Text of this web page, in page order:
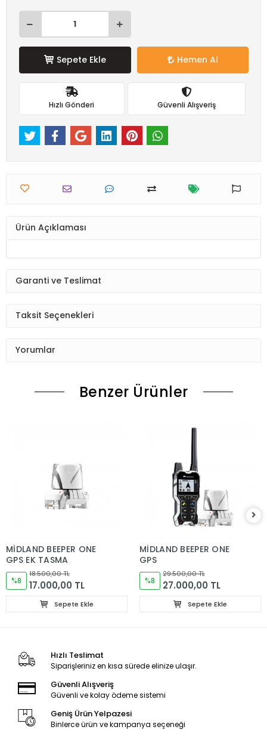
Sepete Ekle Hemen Al
Hızlı Gönderi Güvenli Alışveriş
Ürün Açıklaması
Garanti ve Teslimat
Taksit Seçenekleri
Yorumlar
Benzer Ürünler
MİDLAND BEEPER ONE
GPS EK TASMA
%8
18.500,00 TL
17.000,00 TL
Sepete Ekle
MİDLAND BEEPER ONE
GPS
%8
29.500,00 TL
27.000,00 TL
Sepete Ekle
Hızlı Teslimat
Siparişleriniz en kısa sürede elinize ulaşır.
Güvenli Alışveriş
Güvenli ve kolay ödeme sistemi
Geniş Ürün Yelpazesi
Binlerce ürün ve kampanya seçeneği